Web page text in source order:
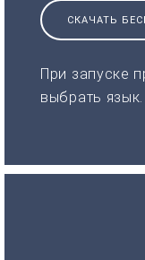
СКАЧАТЬ
При запуске
выбрать язык.